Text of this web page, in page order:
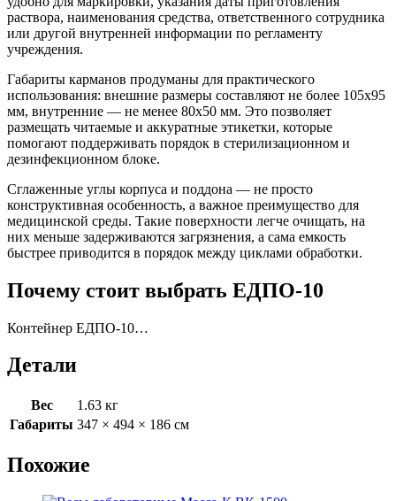
раствора, наименования средства, ответственного сотрудника
или другой внутренней информации по регламенту
учреждения.
Габариты карманов продуманы для практического
использования: внешние размеры составляют не более 105х95
мм, внутренние — не менее 80х50 мм. Это позволяет
размещать читаемые и аккуратные этикетки, которые
помогают поддерживать порядок в стерилизационном и
дезинфекционном блоке.
Сглаженные углы корпуса и поддона — не просто
конструктивная особенность, а важное преимущество для
медицинской среды. Такие поверхности легче очищать, на
них меньше задерживаются загрязнения, а сама емкость
быстрее приводится в порядок между циклами обработки.
Почему стоит выбрать ЕДПО-10
Контейнер ЕДПО-10…
Детали
Вес
1.63 кг
Габариты 347 × 494 × 186 см
Похожие